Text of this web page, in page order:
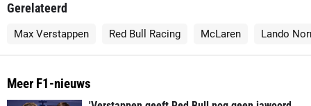
Gerelateerd
Max Verstappen Red Bull Racing McLaren Lando
Meer F1-nieuws